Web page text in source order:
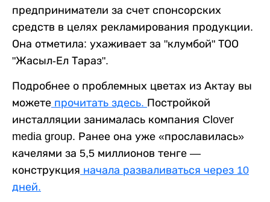
предприниматели за счет спонсорских
средств в целях рекламирования продукции.
Она отметила: ухаживает за "клумбой" ТОО
"Жасыл-Ел Тараз".
Подробнее о проблемных цветах из Актау вы
можете прочитать здесь. Постройкой
инсталляции занималась компания Clover
media group. Ранее она уже «прославилась»
качелями за 5,5 миллионов тенге —
конструкция начала разваливаться через 10
дней.